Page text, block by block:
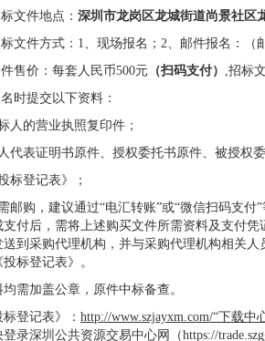
文件地点： 深圳市龙岗区龙城街道尚景社区
文件方式： 1、 现场报名 ； 2、邮件报名：（
售价：每套人民币500元 （扫码支付） ,招标
时提交以下资料：
人的营业执照复印件；
代表证明书原件、授权委托书原件、被授权
标登记表》；
邮购，建议通过“电汇转账”或“微信扫码支付
付后，需将上述购买文件所需资料及支付
到采购代理机构，并与采购代理机构相关
投标登记表》。
均需加盖公章，原件中标备查。
登记表》： http://www.szjayxm.com/“下载中
录深圳公共资源交易中心网（https://